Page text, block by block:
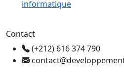
informatique
Contact
(+212) 616 374 790